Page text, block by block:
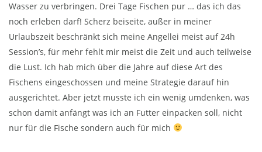
Wasser zu verbringen. Drei Tage Fischen pur … das ich das
noch erleben darf! Scherz beiseite, außer in meiner
Urlaubszeit beschränkt sich meine Angellei meist auf 24h
Session’s, für mehr fehlt mir meist die Zeit und auch teilweise
die Lust. Ich hab mich über die Jahre auf diese Art des
Fischens eingeschossen und meine Strategie darauf hin
ausgerichtet. Aber jetzt musste ich ein wenig umdenken, was
schon damit anfängt was ich an Futter einpacken soll, nicht
nur für die Fische sondern auch für mich